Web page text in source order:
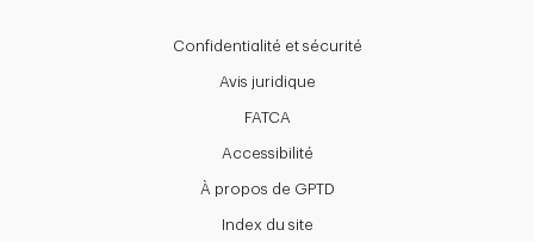
Confidentialité et sécurité
Avis juridique
FATCA
Accessibilité
À propos de GPTD
Index du site